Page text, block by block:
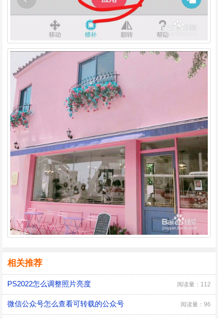
相关推荐
PS2022怎么调整照片亮度 阅读量：112
微信公众号怎么查看可转载的公众号 阅读量：96